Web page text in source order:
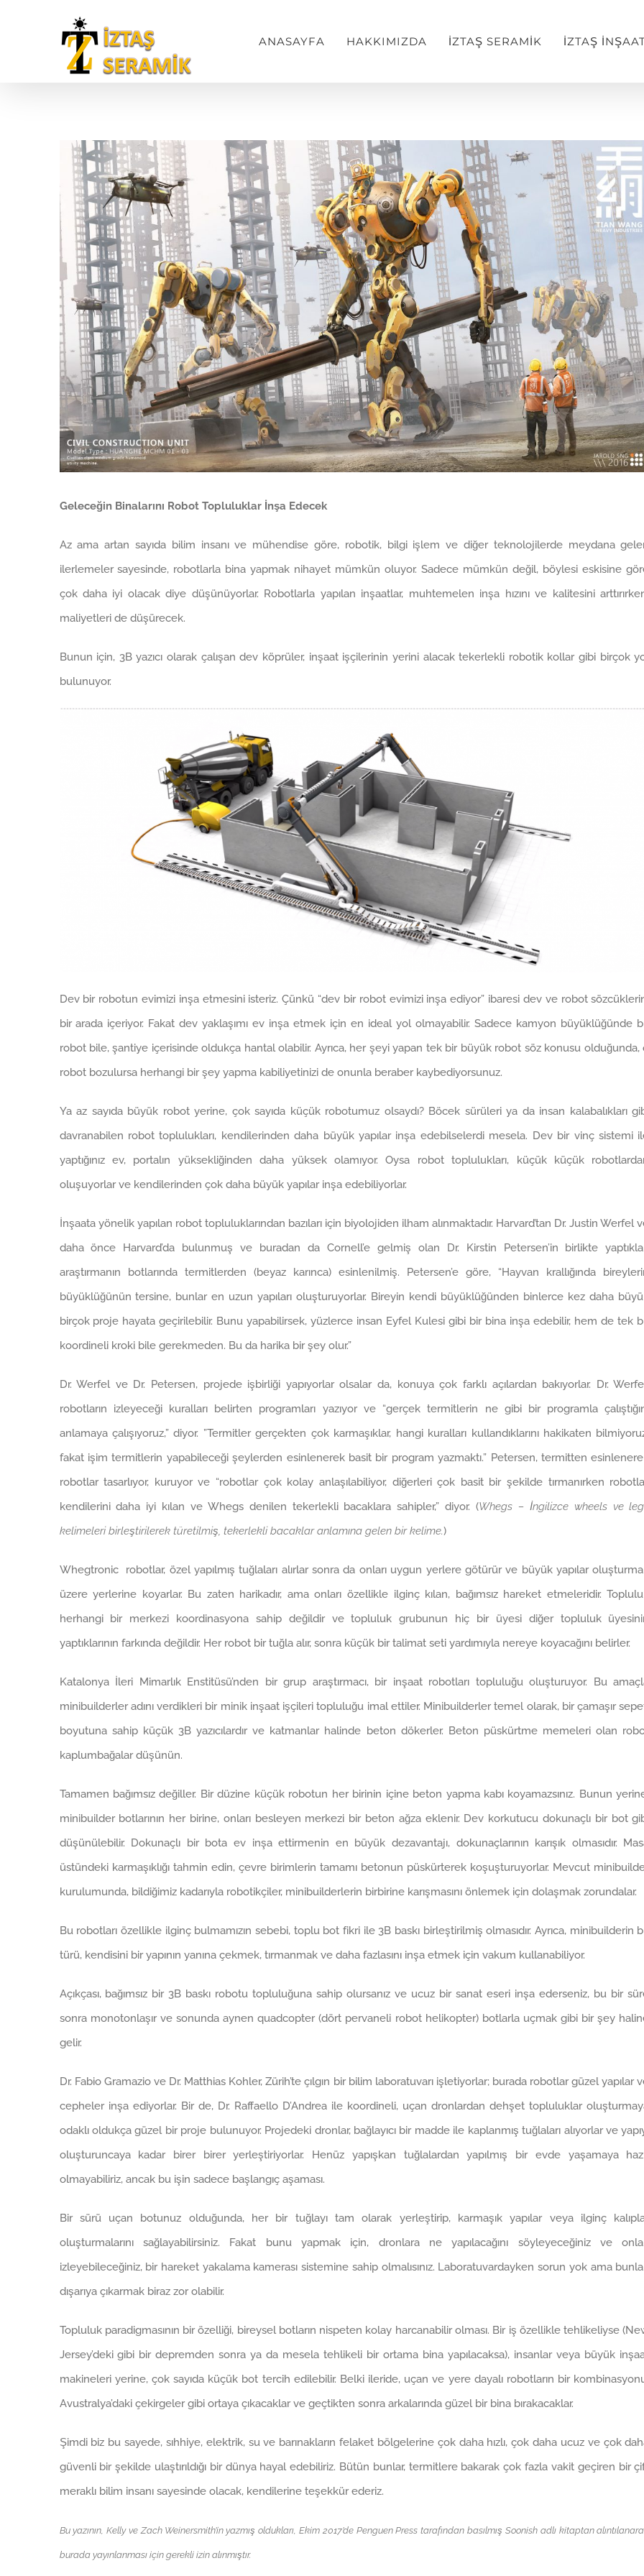
ANASAYFA HAKKIMIZDA İZTAŞ SERAMİK İZTAŞ
View
Larger
Image
Geleceğin Binalarını Robot Topluluklar İnşa Edecek
Az ama artan sayıda bilim insanı ve mühendise göre, robotik, bilgi işlem ve diğer teknolojilerde meydana
ilerlemeler sayesinde, robotlarla bina yapmak nihayet mümkün oluyor.Sadece mümkün değil, böylesi eskisine
çok daha iyi olacak diye düşünüyorlar. Robotlarla yapılan inşaatlar, muhtemelen inşa hızını ve kalitesini
maliyetleri de düşürecek.
Bunun için, 3B yazıcı olarak çalışan dev köprüler, inşaat işçilerinin yerini alacak tekerlekli robotik kollar gibi birçok
bulunuyor.
Dev bir robotun evimizi inşa etmesini isteriz. Çünkü “dev bir robot evimizi inşa ediyor” ibaresi dev ve robot
bir arada içeriyor. Fakat dev yaklaşımı ev inşa etmek için en ideal yol olmayabilir. Sadece kamyon büyüklüğünde
robot bile, şantiye içerisinde oldukça hantal olabilir. Ayrıca, her şeyi yapan tek bir büyük robot söz konusu olduğunda,
robot bozulursa herhangi bir şey yapma kabiliyetinizi de onunla beraber kaybediyorsunuz.
Ya az sayıda büyük robot yerine, çok sayıda küçük robotumuz olsaydı? Böcek sürüleri ya da insan kalabalıkları
davranabilen robot toplulukları, kendilerinden daha büyük yapılar inşa edebilselerdi mesela. Dev bir vinç sistemi
yaptığınız ev, portalın yüksekliğinden daha yüksek olamıyor. Oysa robot toplulukları, küçük küçük
oluşuyorlar ve kendilerinden çok daha büyük yapılar inşa edebiliyorlar.
İnşaata yönelik yapılan robot topluluklarından bazıları için biyolojiden ilham alınmaktadır. Harvard’tan Dr. Justin Werfel
daha önce Harvard’da bulunmuş ve buradan da Cornell’e gelmiş olan Dr. Kirstin Petersen’in birlikte
araştırmanın botlarında termitlerden (beyaz karınca) esinlenilmiş. Petersen’e göre, “Hayvan krallığında
büyüklüğünün tersine, bunlar en uzun yapıları oluşturuyorlar. Bireyin kendi büyüklüğünden binlerce kez daha
birçok proje hayata geçirilebilir. Bunu yapabilirsek, yüzlerce insan Eyfel Kulesi gibi bir bina inşa edebilir, hem de tek
koordineli kroki bile gerekmeden. Bu da harika bir şey olur.”
Dr. Werfel ve Dr. Petersen, projede işbirliği yapıyorlar olsalar da, konuya çok farklı açılardan bakıyorlar. Dr.
robotların izleyeceği kuralları belirten programları yazıyor ve “gerçek termitlerin ne gibi bir programla
anlamaya çalışıyoruz,” diyor. ”Termitler gerçekten çok karmaşıklar, hangi kuralları kullandıklarını hakikaten
fakat işim termitlerin yapabileceği şeylerden esinlenerek basit bir program yazmaktı.” Petersen, termitten
robotlar tasarlıyor, kuruyor ve “robotlar çok kolay anlaşılabiliyor, diğerleri çok basit bir şekilde tırmanırken
kendilerini daha iyi kılan ve Whegs denilen tekerlekli bacaklara sahipler,” diyor. (Whegs – İngilizce wheels ve
kelimeleri birleştirilerek türetilmiş, tekerlekli bacaklar anlamına gelen bir kelime.)
Whegtronic robotlar, özel yapılmış tuğlaları alırlar sonra da onları uygun yerlere götürür ve büyük yapılar
üzere yerlerine koyarlar. Bu zaten harikadır, ama onları özellikle ilginç kılan, bağımsız hareket etmeleridir.
herhangi bir merkezi koordinasyona sahip değildir ve topluluk grubunun hiç bir üyesi diğer topluluk
yaptıklarının farkında değildir. Her robot bir tuğla alır, sonra küçük bir talimat seti yardımıyla nereye koyacağını belirler.
Katalonya İleri Mimarlık Enstitüsü’nden bir grup araştırmacı, bir inşaat robotları topluluğu oluşturuyor. Bu
minibuilderler adını verdikleri bir minik inşaat işçileri topluluğu imal ettiler. Minibuilderler temel olarak, bir çamaşır
boyutuna sahip küçük 3B yazıcılardır ve katmanlar halinde beton dökerler. Beton püskürtme memeleri olan
kaplumbağalar düşünün.
Tamamen bağımsız değiller. Bir düzine küçük robotun her birinin içine beton yapma kabı koyamazsınız. Bunun
minibuilder botlarının her birine, onları besleyen merkezi bir beton ağza eklenir. Dev korkutucu dokunaçlı bir bot
düşünülebilir. Dokunaçlı bir bota ev inşa ettirmenin en büyük dezavantajı, dokunaçlarının karışık olmasıdır.
üstündeki karmaşıklığı tahmin edin, çevre birimlerin tamamı betonun püskürterek koşuşturuyorlar. Mevcut
kurulumunda, bildiğimiz kadarıyla robotikçiler, minibuilderlerin birbirine karışmasını önlemek için dolaşmak zorundalar.
Bu robotları özellikle ilginç bulmamızın sebebi, toplu bot fikri ile 3B baskı birleştirilmiş olmasıdır. Ayrıca, minibuilderin
türü, kendisini bir yapının yanına çekmek, tırmanmak ve daha fazlasını inşa etmek için vakum kullanabiliyor.
Açıkçası, bağımsız bir 3B baskı robotu topluluğuna sahip olursanız ve ucuz bir sanat eseri inşa ederseniz, bu bir
sonra monotonlaşır ve sonunda aynen quadcopter (dört pervaneli robot helikopter) botlarla uçmak gibi bir şey
gelir.
Dr. Fabio Gramazio ve Dr. Matthias Kohler, Zürih’te çılgın bir bilim laboratuvarı işletiyorlar; burada robotlar güzel yapılar
cepheler inşa ediyorlar. Bir de, Dr. Raffaello D’Andrea ile koordineli, uçan dronlardan dehşet topluluklar
odaklı oldukça güzel bir proje bulunuyor. Projedeki dronlar, bağlayıcı bir madde ile kaplanmış tuğlaları alıyorlar ve
oluşturuncaya kadar birer birer yerleştiriyorlar. Henüz yapışkan tuğlalardan yapılmış bir evde yaşamaya
olmayabiliriz, ancak bu işin sadece başlangıç aşaması.
Bir sürü uçan botunuz olduğunda, her bir tuğlayı tam olarak yerleştirip, karmaşık yapılar veya ilginç
oluşturmalarını sağlayabilirsiniz. Fakat bunu yapmak için, dronlara ne yapılacağını söyleyeceğiniz ve
izleyebileceğiniz, bir hareket yakalama kamerası sistemine sahip olmalısınız. Laboratuvardayken sorun yok ama
dışarıya çıkarmak biraz zor olabilir.
Topluluk paradigmasının bir özelliği, bireysel botların nispeten kolay harcanabilir olması. Bir iş özellikle tehlikeliyse
Jersey’deki gibi bir depremden sonra ya da mesela tehlikeli bir ortama bina yapılacaksa), insanlar veya büyük
makineleri yerine, çok sayıda küçük bot tercih edilebilir. Belki ileride, uçan ve yere dayalı robotların bir
Avustralya’daki çekirgeler gibi ortaya çıkacaklar ve geçtikten sonra arkalarında güzel bir bina bırakacaklar.
Şimdi biz bu sayede, sıhhiye, elektrik, su ve barınakların felaket bölgelerine çok daha hızlı, çok daha ucuz ve çok
güvenli bir şekilde ulaştırıldığı bir dünya hayal edebiliriz. Bütün bunlar, termitlere bakarak çok fazla vakit geçiren bir
meraklı bilim insanı sayesinde olacak, kendilerine teşekkür ederiz.
Bu yazının, Kelly ve Zach Weinersmith’in yazmış oldukları, Ekim 2017’de Penguen Press tarafından basılmış Soonish adlı kitaptan
burada yayınlanması için gerekli izin alınmıştır.